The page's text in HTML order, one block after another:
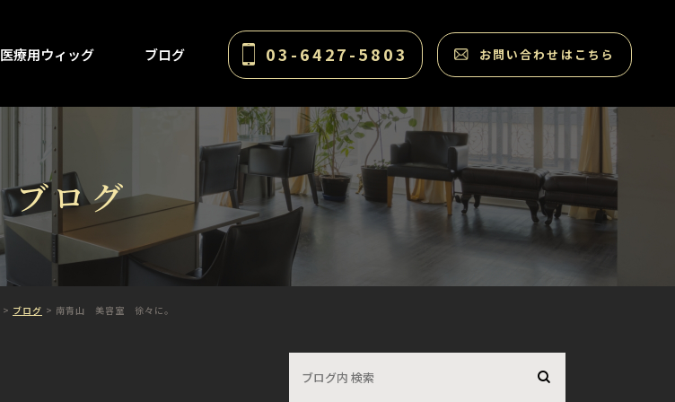
医療用ウィッグ ブログ 03-6427-5803 お問い合わせはこちら
ブログ
ブログ 南青山 美容室 徐々に。